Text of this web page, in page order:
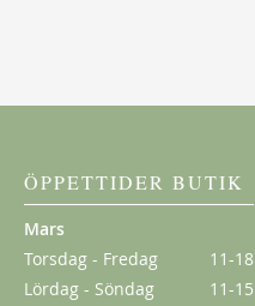
Från149,00 kr
ÖPPETTIDER BUTIK
Mars
Torsdag - Fredag
11-18
Lördag - Söndag
11-15